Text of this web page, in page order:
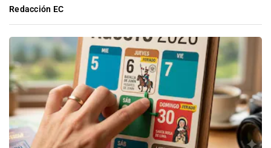
Redacción EC